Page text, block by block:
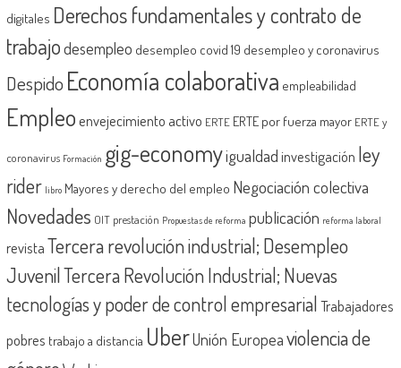
digitales Derechos fundamentales y contrato de
trabajodesempleo desempleo covid 19 desempleo y coronavirus
Despido Economía colaborativa empleabilidad
Empleoenvejecimiento activo ERTE ERTE por fuerza mayor ERTE y
coronavirus Formación gig-economyigualdadinvestigación ley
rider libro Mayores y derecho del empleo Negociación colectiva
Novedades OIT prestación Propuestas de reforma publicación reforma laboral
revistaTercera revolución industrial; Desempleo
JuvenilTercera Revolución Industrial; Nuevas
tecnologías y poder de control empresarial Trabajadores
pobres trabajo a distancia UberUnión Europeaviolencia de